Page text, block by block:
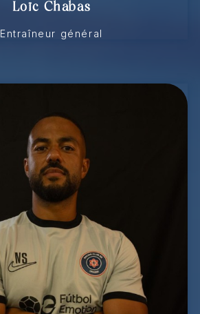
Loïc Chabas
Entraîneur général